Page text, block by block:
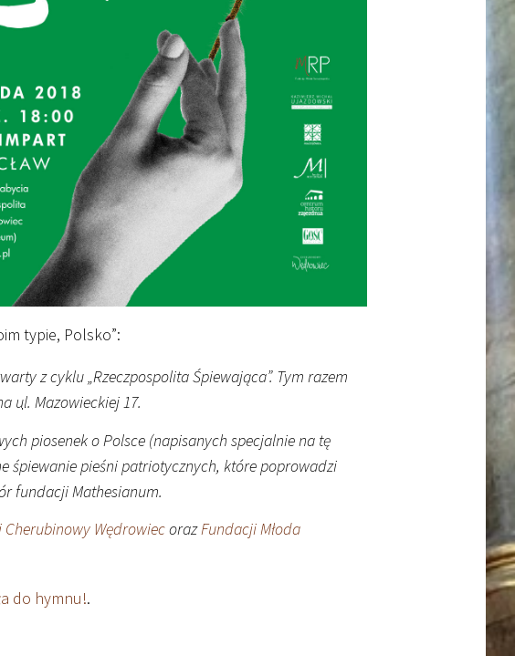
typie, Polsko”:
z cyklu „Rzeczpospolita Śpiewająca”. Tym razem
ul. Mazowieckiej 17.
piosenek o Polsce (napisanych specjalnie na tę
śpiewanie pieśni patriotycznych, które poprowadzi
fundacji Mathesianum.
WędrowiecorazFundacji Młoda
do hymnu!.